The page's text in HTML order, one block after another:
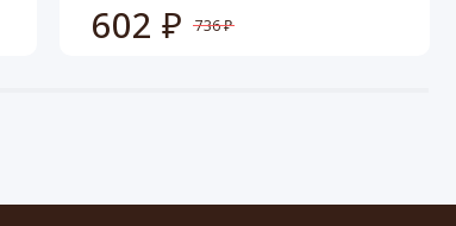
602 ₽ 736 ₽